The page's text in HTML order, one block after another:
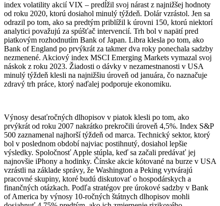
index volatility akcií VIX – predĺžil svoj nárast z najnižšej hodnoty
od roku 2020, ktorú dosiahol minulý týždeň. Dolár vzrástol. Jen sa
odrazil po tom, ako sa predtým priblížil k úrovni 150, ktorú niektorí
analytici považujú za spúšťač intervencií. Trh bol v napätí pred
piatkovým rozhodnutím Bank of Japan. Libra klesla po tom, ako
Bank of England po prvýkrát za takmer dva roky ponechala sadzby
nezmenené. Akciový index MSCI Emerging Markets vymazal svoj
náskok z roku 2023. Žiadosti o dávky v nezamestnanosti v USA
minulý týždeň klesli na najnižšiu úroveň od januára, čo naznačuje
zdravý trh práce, ktorý naďalej podporuje ekonomiku.
Výnosy desaťročných dlhopisov v piatok klesli po tom, ako
prvýkrát od roku 2007 nakrátko prekročili úroveň 4,5%. Index S&P
500 zaznamenal najhorší týždeň od marca. Technický sektor, ktorý
bol v poslednom období najviac postihnutý, dosiahol lepšie
výsledky. Spoločnosť Apple stúpla, keď sa začali predávať jej
najnovšie iPhony a hodinky. Čínske akcie kótované na burze v USA
vzrástli na základe správy, že Washington a Peking vytvárajú
pracovné skupiny, ktoré budú diskutovať o hospodárskych a
finančných otázkach. Podľa stratégov pre úrokové sadzby v Bank
of America by výnosy 10-ročných štátnych dlhopisov mohli